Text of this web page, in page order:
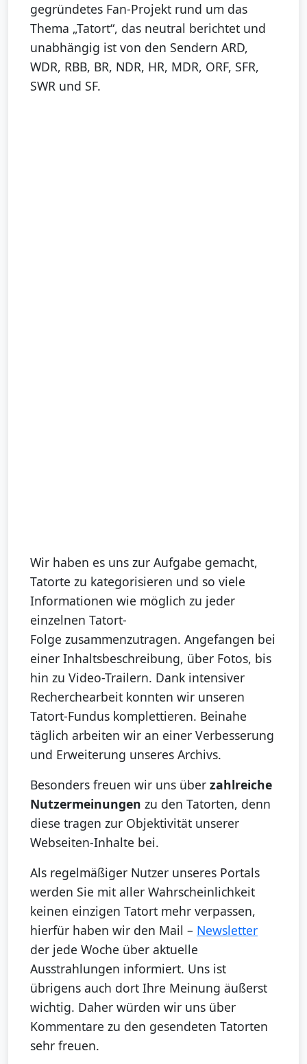
gegründetes Fan-Projekt rund um das
Thema „Tatort“, das neutral berichtet und
unabhängig ist von den Sendern ARD,
WDR, RBB, BR, NDR, HR, MDR, ORF, SFR,
SWR und SF.
Wir haben es uns zur Aufgabe gemacht,
Tatorte zu kategorisieren und so viele
Informationen wie möglich zu jeder
einzelnen Tatort-
Folge zusammenzutragen. Angefangen bei
einer Inhaltsbeschreibung, über Fotos, bis
hin zu Video-Trailern. Dank intensiver
Recherchearbeit konnten wir unseren
Tatort-Fundus komplettieren. Beinahe
täglich arbeiten wir an einer Verbesserung
und Erweiterung unseres Archivs.
Besonders freuen wir uns über zahlreiche
Nutzermeinungen zu den Tatorten, denn
diese tragen zur Objektivität unserer
Webseiten-Inhalte bei.
Als regelmäßiger Nutzer unseres Portals
werden Sie mit aller Wahrscheinlichkeit
keinen einzigen Tatort mehr verpassen,
hierfür haben wir den Mail – Newsletter
der jede Woche über aktuelle
Ausstrahlungen informiert. Uns ist
übrigens auch dort Ihre Meinung äußerst
wichtig. Daher würden wir uns über
Kommentare zu den gesendeten Tatorten
sehr freuen.